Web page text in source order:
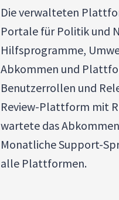
Die verwalteten
Portale für Politik und
Hilfsprogramme,
Abkommen und
Benutzerrollen und
Review-Plattform mit
wartete das
Monatliche Support-
alle Plattformen.